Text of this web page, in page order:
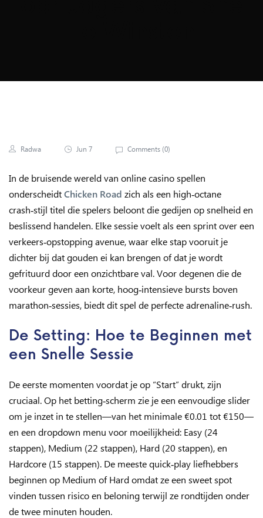
Radwa Jun 7 Comments (0)
In de bruisende wereld van online casino spellen
onderscheidtChicken Road zich als een high‑octane
crash‑stijl titel die spelers beloont die gedijen op snelheid en
beslissend handelen. Elke sessie voelt als een sprint over een
verkeers‑opstopping avenue, waar elke stap vooruit je
dichter bij dat gouden ei kan brengen of dat je wordt
gefrituurd door een onzichtbare val. Voor degenen die de
voorkeur geven aan korte, hoog‑intensieve bursts boven
marathon‑sessies, biedt dit spel de perfecte adrenaline‑rush.
De Setting: Hoe te Beginnen met
een Snelle Sessie
De eerste momenten voordat je op “Start” drukt, zijn
cruciaal. Op het betting‑scherm zie je een eenvoudige slider
om je inzet in te stellen—van het minimale €0.01 tot €150—
en een dropdown menu voor moeilijkheid: Easy (24
stappen), Medium (22 stappen), Hard (20 stappen), en
Hardcore (15 stappen). De meeste quick‑play liefhebbers
beginnen op Medium of Hard omdat ze een sweet spot
vinden tussen risico en beloning terwijl ze rondtijden onder
de twee minuten houden.